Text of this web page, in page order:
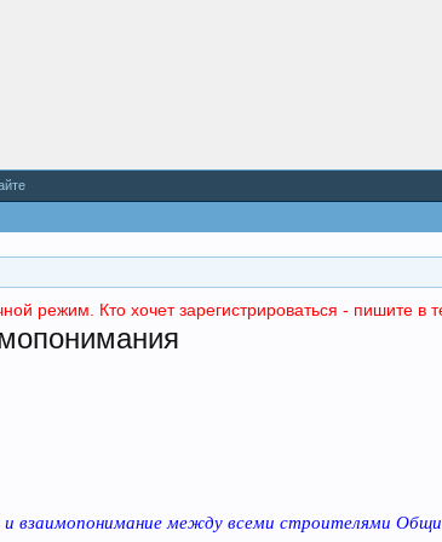
режим. Кто хочет зарегистрироваться - пишите в
взаимопонимание между всеми строителями